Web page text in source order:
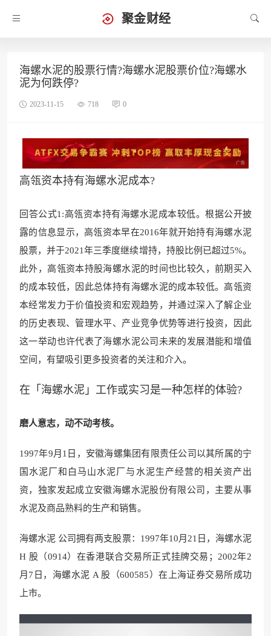
聚金财经
海螺水泥的股票行情?海螺水泥股票价位?海螺水
泥为何跌停?
2023-11-15 718 0
高瓴资本持有海螺水泥成本?
回答公式1:高瓴资本持有海螺水泥成本较低。根据公开披
露的信息显示，高瓴资本早在2016年就开始持有海螺水泥
股票，并于2021年三季度继续增持，持股比例已超过5%。
此外，高瓴资本持股海螺水泥的时间也比较久，前期买入
的成本较低，因此总体持有海螺水泥的成本较低。高瓴资
本经常发力于价值投资和宏观趋势，并通过深入了解企业
的历史表现、管理水平、产业竞争优势等进行投资，因此
这一举动也许代表了海螺水泥公司未来的发展潜能和增值
空间，有望吸引更多投资者的关注和介入。
在「海螺水泥」工作或实习是一种怎样的体验?
磨人意志，动不动考核。
1997年9月1日，安徽海螺集团有限责任公司以其所属的宁
国水泥厂和白马山水泥厂与水泥生产经营的相关资产出
资，独家发起成立安徽海螺水泥股份有限公司，主要从事
水泥及商品熟料的生产和销售。
海螺水泥 公司拥有两支股票：1997年10月21日，海螺水泥
H 股（0914）在香港联合交易所正式挂牌交易；2002年2
月7日，海螺水泥 A 股（600585）在上海证券交易所成功
上市。